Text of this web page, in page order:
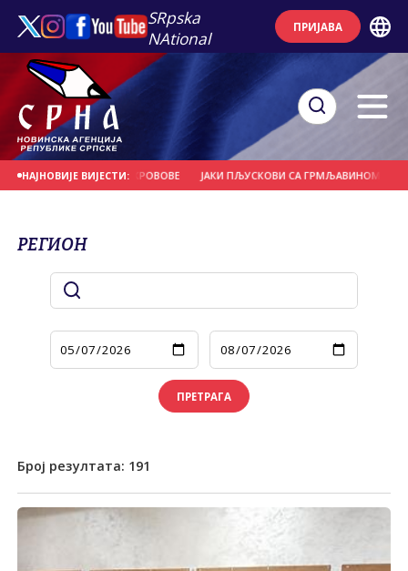
SRpska
NAtional
ПРИЈАВА
НАЈНОВИЈЕ ВИЈЕСТИ:
ДРВЕЋЕ И НОСИЛА КРОВОВЕ ЈАКИ ПЉУСКОВИ СА ГРМЉАВИНОМ И
РЕГИОН
ПРЕТРАГА
Број резултата: 191